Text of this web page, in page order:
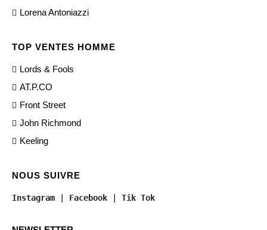
Lorena Antoniazzi
TOP VENTES HOMME
Lords & Fools
AT.P.CO
Front Street
John Richmond
Keeling
NOUS SUIVRE
Instagram | Facebook | Tik Tok